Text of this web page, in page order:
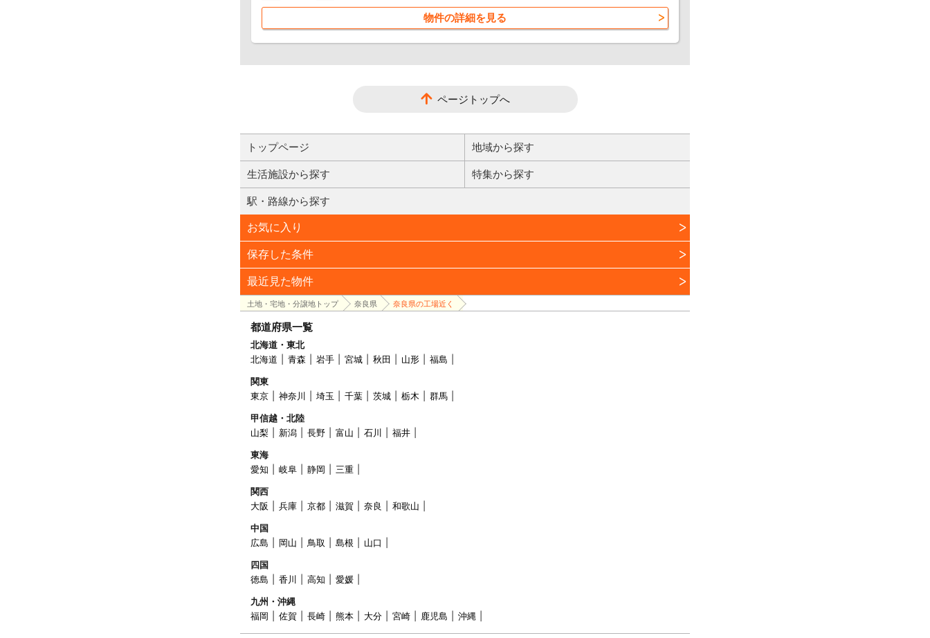
物件の詳細を見る
ページトップへ
トップページ 地域から探す
生活施設から探す 特集から探す
駅・路線から探す
お気に入り
保存した条件
最近見た物件
土地・宅地・分譲地トップ 奈良県 奈良県の工場近く
都道府県一覧
北海道・東北
北海道
青森 岩手 宮城 秋田 山形
福島
関東
東京
神奈川 埼玉 千葉 茨城 栃木
群馬
甲信越・北陸
山梨
新潟 長野 富山 石川
福井
東海
愛知
岐阜 静岡
三重
関西
大阪
兵庫 京都 滋賀 奈良
和歌山
中国
広島
岡山 鳥取 島根
山口
四国
徳島
香川 高知
愛媛
九州・沖縄
福岡
佐賀 長崎 熊本 大分 宮崎 鹿児島 沖縄